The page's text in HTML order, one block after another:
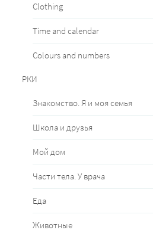
Clothing
Time and calendar
Сolours and numbers
РКИ
Знакомство. Я и моя семья
Школа и друзья
Мой дом
Части тела. У врача
Еда
Животные